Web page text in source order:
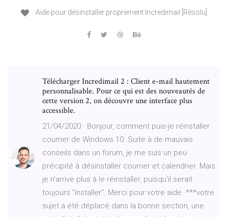
Aide pour désinstaller proprement Incredimail [Résolu]
Télécharger Incredimail 2 : Client e-mail hautement
personnalisable. Pour ce qui est des nouveautés de
cette version 2, on découvre une interface plus
accessible.
21/04/2020 · Bonjour, comment puis-je réinstaller
courrier de Windows 10. Suite à de mauvais
conseils dans un forum, je me suis un peu
précipité à désinstaller courrier et calendrier. Mais
je n'arrive plus à le réinstaller, puisqu'il serait
toujours "installer". Merci pour votre aide. ***votre
sujet a été déplacé dans la bonne section, une